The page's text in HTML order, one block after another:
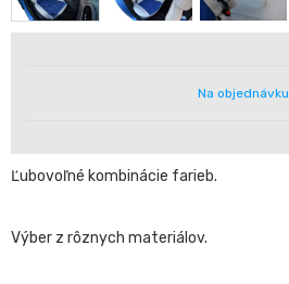
Na objednávku
Ľubovoľné kombinácie farieb.
Výber z rôznych materiálov.